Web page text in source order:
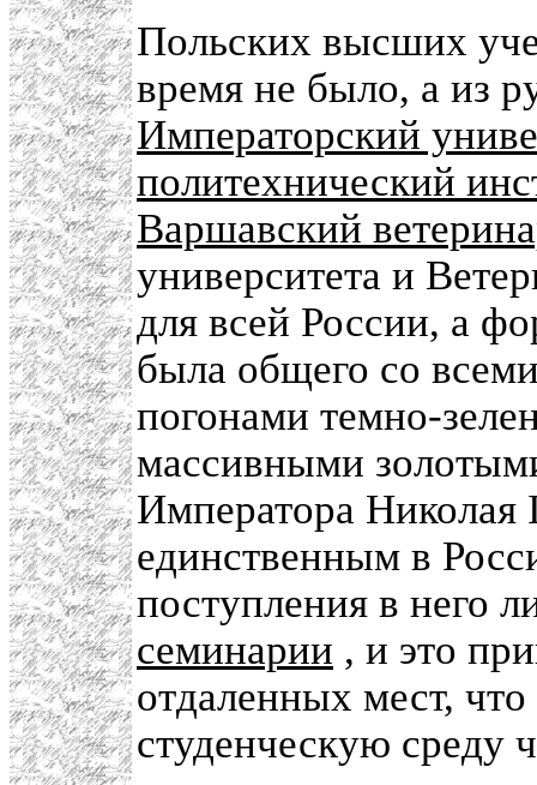
Польских высших
время не было, а из
Императорский
политехнический
Варшавский
университета и
для всей России, а
была общего со
погонами темно-
массивными
Императора
единственным в
поступления в него
семинарии , и это
отдаленных мест,
студенческую среду